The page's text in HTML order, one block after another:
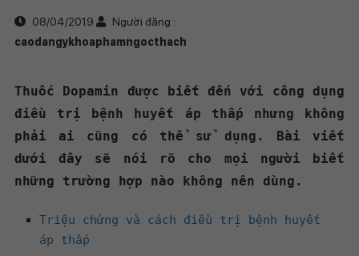
08/04/2019
Người đăng :
caodangykhoaphamngocthach
Thuốc Dopamin được biết đến với công dụng
điều trị bệnh huyết áp thấp nhưng không
phải ai cũng có thể sử dụng. Bài viết
dưới đây sẽ nói rõ cho mọi người biết
những trường hợp nào không nên dùng.
Triệu chứng và cách điều trị bệnh huyết
áp thấp